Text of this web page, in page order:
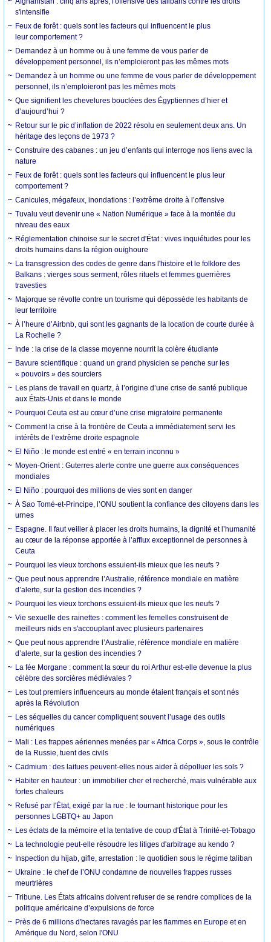
s'intensifie
Feux de forêt : quels sont les facteurs qui influencent le plus
leur comportement ?
Demandez à un homme ou à une femme de vous parler de
développement personnel, ils n’emploieront pas les mêmes mots
Demandez à un homme ou une femme de vous parler de développement
personnel, ils n’emploieront pas les mêmes mots
Que signifient les chevelures bouclées des Égyptiennes d’hier et
d’aujourd’hui ?
Retour sur le pic d’inflation de 2022 résolu en seulement deux ans. Un
héritage des leçons de 1973 ?
Construire des cabanes : un jeu d’enfants qui interroge nos liens avec la
nature
Feux de forêt : quels sont les facteurs qui influencent le plus leur
comportement ?
Canicules, mégafeux, inondations : l’extrême droite à l’offensive
Tuvalu veut devenir une « Nation Numérique » face à la montée du
niveau des eaux
Réglementation chinoise sur le secret d'État : vives inquiétudes pour les
droits humains dans la région ouïghoure
La transgression des codes de genre dans l'histoire et le folklore des
Balkans : vierges sous serment, rôles rituels et femmes guerrières
travesties
Majorque se révolte contre un tourisme qui dépossède les habitants de
leur territoire
À l’heure d’Airbnb, qui sont les gagnants de la location de courte durée à
La Rochelle ?
Inde : la crise de la classe moyenne nourrit la colère étudiante
Bavure scientifique : quand un grand physicien se penche sur les
« pouvoirs » des sourciers
Les plans de travail en quartz, à l’origine d’une crise de santé publique
aux États-Unis et dans le monde
Pourquoi Ceuta est au cœur d’une crise migratoire permanente
Comment la crise à la frontière de Ceuta a immédiatement servi les
intérêts de l’extrême droite espagnole
El Niño : le monde est entré « en terrain inconnu »
Moyen-Orient : Guterres alerte contre une guerre aux conséquences
mondiales
El Niño : pourquoi des millions de vies sont en danger
À Sao Tomé-et-Principe, l’ONU soutient la confiance des citoyens dans les
urnes
Espagne. Il faut veiller à placer les droits humains, la dignité et l’humanité
au cœur de la réponse apportée à l’afflux exceptionnel de personnes à
Ceuta
Pourquoi les vieux torchons essuient-ils mieux que les neufs ?
Que peut nous apprendre l’Australie, référence mondiale en matière
d’alerte, sur la gestion des incendies ?
Pourquoi les vieux torchons essuient-ils mieux que les neufs ?
Vie sexuelle des rainettes : comment les femelles construisent de
meilleurs nids en s'accouplant avec plusieurs partenaires
Que peut nous apprendre l’Australie, référence mondiale en matière
d’alerte, sur la gestion des incendies ?
La fée Morgane : comment la sœur du roi Arthur est-elle devenue la plus
célèbre des sorcières médiévales ?
Les tout premiers influenceurs au monde étaient français et sont nés
après la Révolution
Les séquelles du cancer compliquent souvent l’usage des outils
numériques
Mali : Les frappes aériennes menées par « Africa Corps », sous le contrôle
de la Russie, tuent des civils
Cadmium : des laitues peuvent-elles nous aider à dépolluer les sols ?
Habiter en hauteur : un immobilier cher et recherché, mais vulnérable aux
fortes chaleurs
Refusé par l'État, exigé par la rue : le tournant historique pour les
personnes LGBTQ+ au Japon
Les éclats de la mémoire et la tentative de coup d'État à Trinité-et-Tobago
La technologie peut-elle résoudre les litiges d'arbitrage au kendo ?
Inspection du hijab, gifle, arrestation : le quotidien sous le régime taliban
Ukraine : le chef de l’ONU condamne de nouvelles frappes russes
meurtrières
Tribune. Les États africains doivent refuser de se rendre complices de la
politique américaine d’expulsions de force
Près de 6 millions d'hectares ravagés par les flammes en Europe et en
Amérique du Nord, selon l'ONU